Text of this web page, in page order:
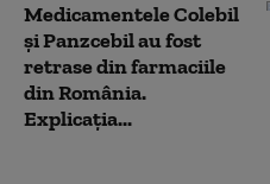
Medicamentele Colebil
și Panzcebil au fost
retrase din farmaciile
din România.
Explicația...